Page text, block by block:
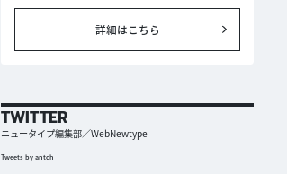
詳細はこちら
TWITTER
ニュータイプ編集部／WebNewtype
Tweets by antch